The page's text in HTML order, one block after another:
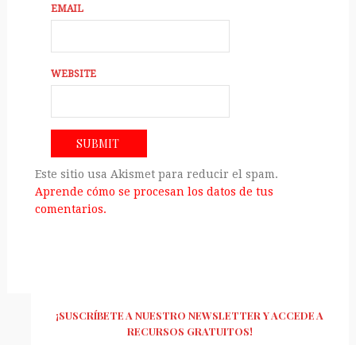
EMAIL
WEBSITE
Este sitio usa Akismet para reducir el spam.
Aprende cómo se procesan los datos de tus
comentarios.
¡SUSCRÍBETE A NUESTRO NEWSLETTER Y ACCEDE A
RECURSOS GRATUITOS!